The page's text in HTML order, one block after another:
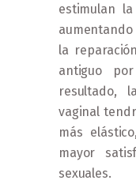
estimulan
la
antiguo
resultado,
vaginal
más
mayor
sexuales.